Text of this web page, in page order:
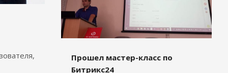
Прошел мастер-класс по
Битрикс24